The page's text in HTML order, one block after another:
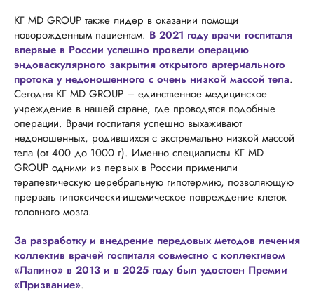
КГ MD GROUP также лидер в оказании помощи
новорожденным пациентам. В 2021 году врачи госпиталя
впервые в России успешно провели операцию
эндоваскулярного закрытия открытого артериального
протока у недоношенного с очень низкой массой тела.
Сегодня КГ MD GROUP – единственное медицинское
учреждение в нашей стране, где проводятся подобные
операции. Врачи госпиталя успешно выхаживают
недоношенных, родившихся с экстремально низкой массой
тела (от 400 до 1000 г). Именно специалисты КГ MD
GROUP одними из первых в России применили
терапевтическую церебральную гипотермию, позволяющую
прервать гипоксически-ишемическое повреждение клеток
головного мозга.
За разработку и внедрение передовых методов лечения
коллектив врачей госпиталя совместно с коллективом
«Лапино» в 2013 и в 2025 году был удостоен Премии
«Призвание».